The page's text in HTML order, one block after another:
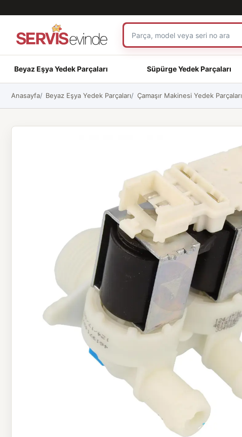
Beyaz Eşya Yedek Parçaları Süpürge Yedek Parçaları
Anasayfa Beyaz Eşya Yedek Parçaları Çamaşır Makinesi Yedek Parçaları